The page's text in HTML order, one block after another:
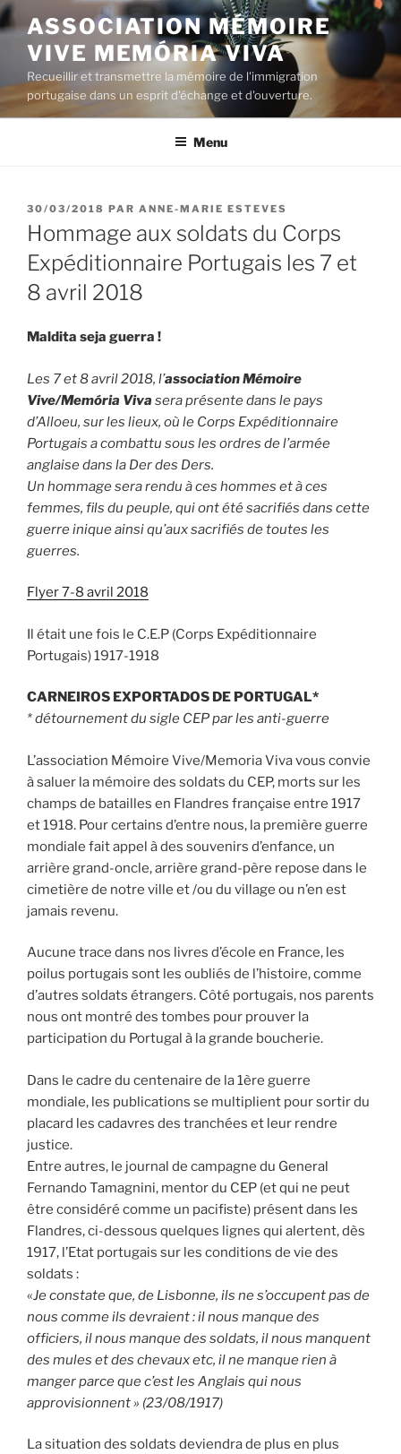
Aller
au
contenu
principal
ASSOCIATION MÉMOIRE
VIVE MEMÓRIA VIVA
Recueillir et transmettre la mémoire de l'immigration
portugaise dans un esprit d'échange et d'ouverture.
Menu
PUBLIÉ
LE
30/03/2018 PAR ANNE-MARIE ESTEVES
Hommage aux soldats du Corps
Expéditionnaire Portugais les 7 et
8 avril 2018
Maldita seja guerra !
Les 7 et 8 avril 2018, l’association Mémoire
Vive/Memória Viva sera présente dans le pays
d’Alloeu, sur les lieux, où le Corps Expéditionnaire
Portugais a combattu sous les ordres de l’armée
anglaise dans la Der des Ders.
Un hommage sera rendu à ces hommes et à ces
femmes, fils du peuple, qui ont été sacrifiés dans cette
guerre inique ainsi qu’aux sacrifiés de toutes les
guerres.
Flyer 7-8 avril 2018
Il était une fois le C.E.P (Corps Expéditionnaire
Portugais) 1917-1918
CARNEIROS EXPORTADOS DE PORTUGAL*
* détournement du sigle CEP par les anti-guerre
L’association Mémoire Vive/Memoria Viva vous convie
à saluer la mémoire des soldats du CEP, morts sur les
champs de batailles en Flandres française entre 1917
et 1918. Pour certains d’entre nous, la première guerre
mondiale fait appel à des souvenirs d’enfance, un
arrière grand-oncle, arrière grand-père repose dans le
cimetière de notre ville et /ou du village ou n’en est
jamais revenu.
Aucune trace dans nos livres d’école en France, les
poilus portugais sont les oubliés de l’histoire, comme
d’autres soldats étrangers. Côté portugais, nos parents
nous ont montré des tombes pour prouver la
participation du Portugal à la grande boucherie.
Dans le cadre du centenaire de la 1ère guerre
mondiale, les publications se multiplient pour sortir du
placard les cadavres des tranchées et leur rendre
justice.
Entre autres, le journal de campagne du General
Fernando Tamagnini, mentor du CEP (et qui ne peut
être considéré comme un pacifiste) présent dans les
Flandres, ci-dessous quelques lignes qui alertent, dès
1917, l’Etat portugais sur les conditions de vie des
soldats :
«Je constate que, de Lisbonne, ils ne s’occupent pas de
nous comme ils devraient : il nous manque des
officiers, il nous manque des soldats, il nous manquent
des mules et des chevaux etc, il ne manque rien à
manger parce que c’est les Anglais qui nous
approvisionnent » (23/08/1917)
La situation des soldats deviendra de plus en plus